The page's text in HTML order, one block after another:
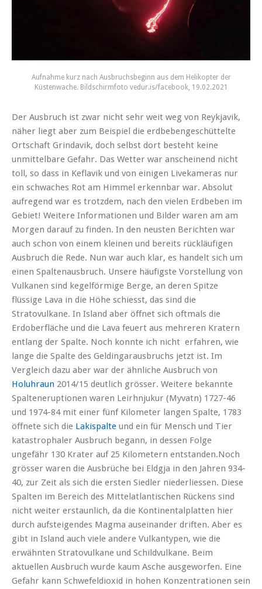
Aufnahme kurz nach Ausbruchsbeginn aus dem Helikopter der
Küstenwache. Bildschirmfoto vedur.is/facebook, 19.02.2021
Der Ausbruch ist zwar nicht sehr weit weg von Reykjavik,
näher liegt aber zum Beispiel die erdbebengeschüttelte
Ortschaft Grindavik, doch selbst dort besteht keine
unmittelbare Gefahr. Das Wetter war anscheinend nicht
toll, so dass in Keflavik und von einigen Livekameras nur
ein schwaches Rot am Himmel erkennbar war. Absolut
aufregend war es trotzdem, nach den vielen Erdbeben im
Gebiet! Weitere Informationen und Bilder waren am am
Morgen darauf zu finden. In den neusten Berichten war
auch schon von einem kleinen und bereits rückläufigen
Ausbruch die Rede. Nun war auch klar, es handelt sich um
einen Spaltenausbruch. Unsere häufigste Vorstellung von
Vulkanen sind kegelförmige Berge, an deren Spitze
flüssige Lava in die Höhe schiesst, das sind die
Stratovulkane. In Island aber öffnet sich oftmals die
Erdoberfläche und die Lava feuert aus mehreren Kratern
entlang der Spalte. Noch konnte ich nicht erfahren, wie
lange die Spalte des Geldingarausbruchs jetzt ist. Im
Vergleich dazu aber war der ähnliche Ausbruch von
Holuhraun 2014/15 deutlich grösser. Weitere bekannte
Spalteneruptionen waren Leirhnjukur (Myvatn) 1727-46
und 1974-84 mit einer fünf Kilometer langen Spalte, 1783
öffnete sich die Lakispalte und ein für Mensch und Tier
katastrophaler Ausbruch begann, in dessen Folge
ungefähr 130 Krater auf 25 Kilometern entstanden.Noch
grösser waren die Ausbrüche bei Eldgja in den Jahren 934-
40, zur Zeit als sich die ersten Siedler niederliessen. Diese
Spalten im Bereich des Mittelatlantischen Rückens sind
nicht weiter erstaunlich, da die Kontinentalplatten hier
durch aufsteigendes Magma auseinander driften. Aber es
gibt in Island auch viele andere Vulkantypen, wie die
erwähnten Stratovulkane und Schildvulkane. Beim
aktuellen Ausbruch wurde kaum Asche ausgeworfen. Eine
Gefahr kann Schwefeldioxid in hohen Konzentrationen sein